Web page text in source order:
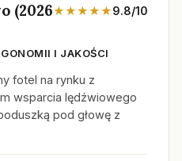
(2026★★★★★9.8/10
I JAKOŚCI
fotel na rynku z
wsparcia lędźwiowego
pod głowę z